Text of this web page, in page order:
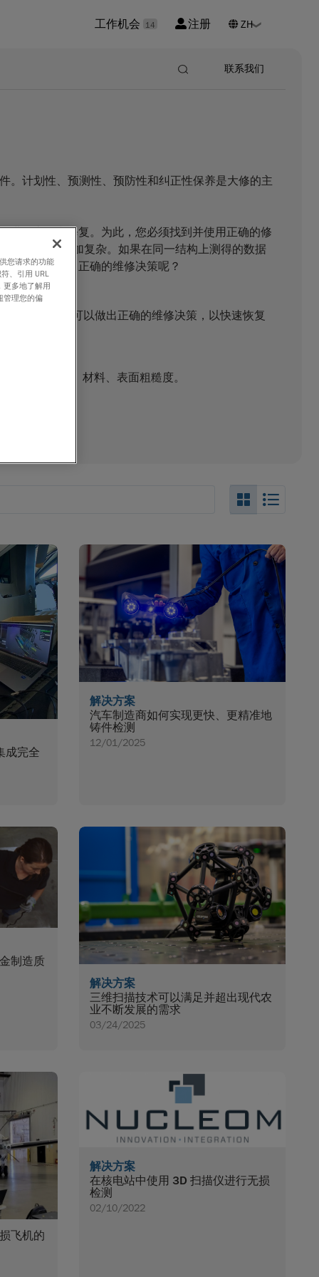
工作机会 14 注册
联系我们
。计划性、预测性、预防性和纠正性保养是大修的主
进行表征和修复。为此，您必须找到并使用正确的修
工作变得更加复杂。如果在同一结构上测得的数据
您要如何做出正确的维修决策呢？
。因此，您可以做出正确的维修决策，以快速恢复
的零件尺寸、材料、表面粗糙度。
成完全
解决方案
汽车制造商如何实现更快、更精准地
铸件检测
12/01/2025
制造质
解决方案
三维扫描技术可以满足并超出现代农
业不断发展的需求
03/24/2025
飞机的
解决方案
在核电站中使用 3D 扫描仪进行无损
检测
02/10/2022
您请求的功能
、引用 URL
更多地了解用
管理您的偏